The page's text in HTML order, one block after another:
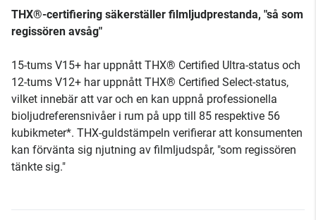
THX®-certifiering säkerställer filmljudprestanda, "så som
regissören avsåg"
15-tums V15+ har uppnått THX® Certified Ultra-status och
12-tums V12+ har uppnått THX® Certified Select-status,
vilket innebär att var och en kan uppnå professionella
bioljudreferensnivåer i rum på upp till 85 respektive 56
kubikmeter*. THX-guldstämpeln verifierar att konsumenten
kan förvänta sig njutning av filmljudspår, "som regissören
tänkte sig."